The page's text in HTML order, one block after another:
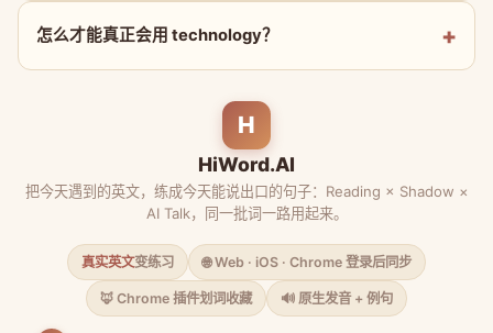
怎么才能真正会用 technology？
H
HiWord.AI
把今天遇到的英文，练成今天能说出口的句子：Reading × Shadow ×
AI Talk，同一批词一路用起来。
真实英文变练习 🌐 Web · iOS · Chrome 登录后同步
🦊 Chrome 插件划词收藏 🔊 原生发音 + 例句